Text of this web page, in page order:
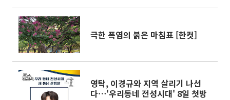
극한 폭염의 붉은 마침표 [한컷]
영탁, 이경규와 지역 살리기 나선
다⋯'우리동네 전성시대' 8일 첫방